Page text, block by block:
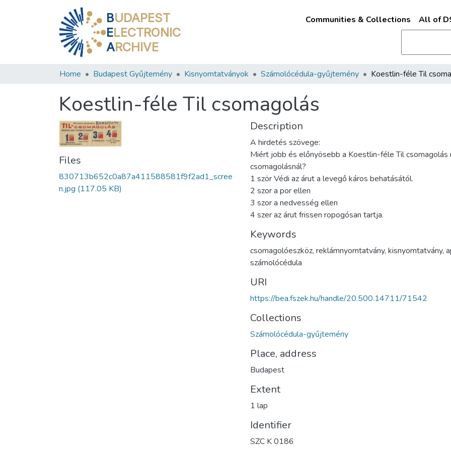
BUDAPEST
ELECTRONIC
ARCHIVE
Communities & Collections All of
Home Budapest Gyűjtemény Kisnyomtatványok Számolócédula-gyűjtemény Koestlin-féle Til
Koestlin-féle Til csomagolás
Files
830713b652c0a87a411588581f9f2ad1_scree
n.jpg (117.05 KB)
Description
A hirdetés szövege:
Miért jobb és előnyösebb a Koestlin-féle Til csomagolás
csomagolásnál?
1 ször Védi az árut a levegő káros behatásától.
2 szor a por ellen
3 szor a nedvesség ellen
4 szer az árut frissen ropogósan tartja.
Keywords
csomagolóeszköz, reklámnyomtatvány, kisnyomtatvány,
számolócédula
URI
https://bea.fszek.hu/handle/20.500.14711/71542
Collections
Számolócédula-gyűjtemény
Place, address
Budapest
Extent
1 lap
Identifier
SZC K 0186